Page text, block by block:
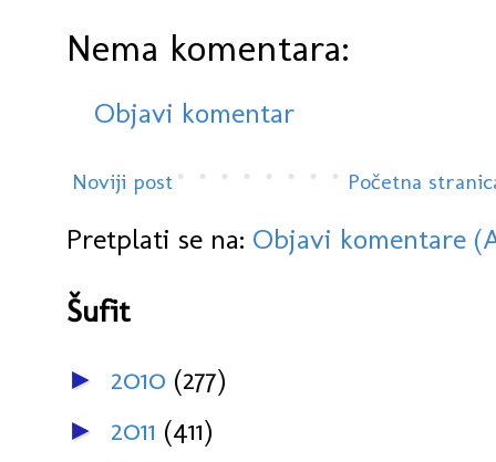
Nema komentara:
Objavi komentar
Noviji post Početna
Pretplati se na: Objavi komentare
Šufit
► 2010 (277)
► 2011 (411)